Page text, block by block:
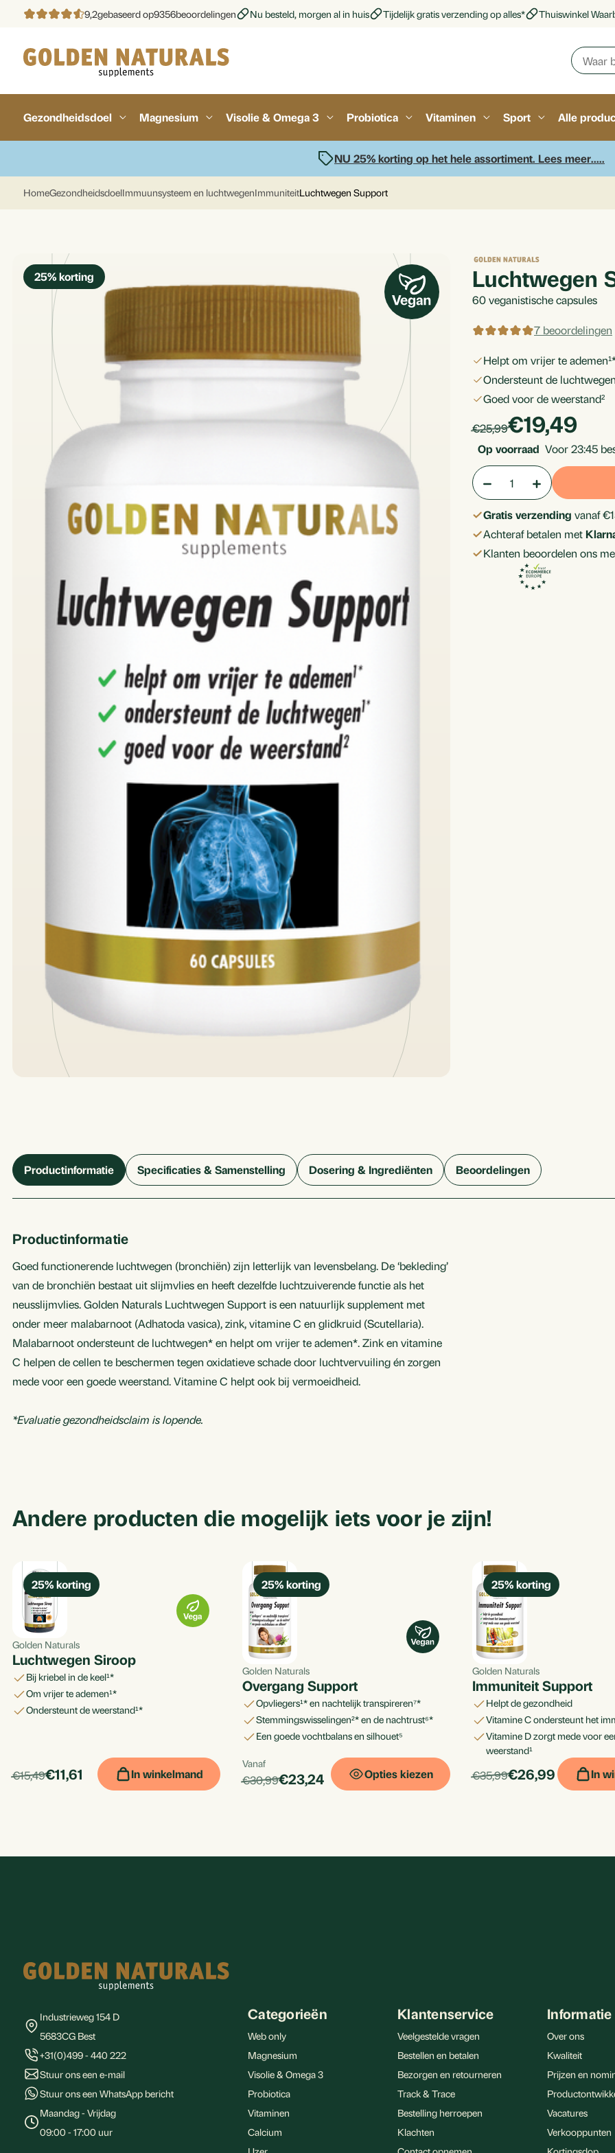
9,2gebaseerd op9356beoordelingen Nu besteld, morgen al in huis Tijdelijk gratis verzending op alles* Thuiswinkel
Gezondheidsdoel Magnesium Visolie & Omega 3 Probiotica Vitaminen Sport Alle
NU 25% korting op het hele assortiment. Lees meer.....
HomeGezondheidsdoelImmuunsysteem en luchtwegenImmuniteitLuchtwegen Support
Luchtwegen
60veganistische capsules
7 beoordelingen
helpt om vrijer te
ondersteunt de
goed voor de weerstand²
Per
stuk
products.price_default:
€25,99€19,49
Op voorraad Voor 23:45
Aantal:
Hoeveelheid
verlagen
van
Luchtwegen
Support
Hoeveelheid
verhogen
van
Luchtwegen
Support
Gratis verzending vanaf
Achteraf betalen met
Klanten beoordelen ons
Toevoegen aan
25% korting
Productinformatie Specificaties & Samenstelling Dosering & Ingrediënten Beoordelingen
Productinformatie
Goed functionerende luchtwegen (bronchiën) zijn letterlijk van levensbelang. De ‘bekleding’
van de bronchiën bestaat uit slijmvlies en heeft dezelfde luchtzuiverende functie als het
neusslijmvlies. Golden Naturals Luchtwegen Support is een natuurlijk supplement met
onder meer malabarnoot (Adhatoda vasica), zink, vitamine C en glidkruid (Scutellaria).
Malabarnoot ondersteunt de luchtwegen* en helpt om vrijer te ademen*. Zink en vitamine
C helpen de cellen te beschermen tegen oxidatieve schade door luchtvervuiling én zorgen
mede voor een goede weerstand. Vitamine C helpt ook bij vermoeidheid.
*Evaluatie gezondheidsclaim is lopende.
Andere producten die mogelijk iets voor je zijn!
25% korting
Golden Naturals
Luchtwegen Siroop
bij kriebel in de keel¹*
om vrijer te ademen¹*
ondersteunt de weerstand¹*
Per
products.price_default:
€15,49products.price_discounted:
€11,61 In winkelmand
25% korting
Golden Naturals
Overgang Support
opvliegers¹* en nachtelijk transpireren⁷*
stemmingswisselingen²* en de nachtrust⁶*
een goede vochtbalans en silhouet⁵
Per
stuk
Vanaf
products.price_default:
€30,99products.price_discounted:
€23,24 Opties kiezen
25% korting
Golden Naturals
Immuniteit Support
helpt de gezondheid
vitamine C ondersteunt het
vitamine D zorgt mede voor een goede
weerstand¹
Per
products.price_default:
€35,99€26,99 In
Industrieweg 154 D
5683CG Best
+31(0)499 - 440 222
Stuur ons een e-mail
Stuur ons een WhatsApp bericht
Maandag - Vrijdag
09:00 - 17:00 uur
Categorieën
Web only
Magnesium
Visolie & Omega 3
Probiotica
Vitaminen
Calcium
Klantenservice
Veelgestelde vragen
Bestellen en betalen
Bezorgen en retourneren
Track & Trace
Bestelling herroepen
Klachten
Informatie
Over ons
Kwaliteit
Prijzen en
Vacatures
Verkooppunten